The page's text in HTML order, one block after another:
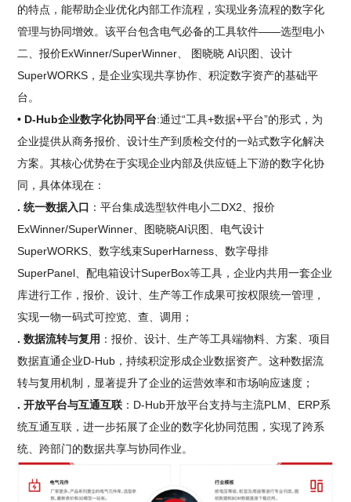
的特点，能帮助企业优化内部工作流程，实现业务流程的数字化
管理与协同增效。该平台包含电气必备的工具软件——选型电小
二、报价ExWinner/SuperWinner、 图晓晓 AI识图、设计
SuperWORKS，是企业实现共享协作、积淀数字资产的基础平
台。
• D-Hub企业数字化协同平台:通过“工具+数据+平台”的形式，为
企业提供从商务报价、设计生产到质检交付的一站式数字化解决
方案。其核心优势在于实现企业内部及供应链上下游的数字化协
同，具体体现在：
. 统一数据入口 ：平台集成选型软件电小二DX2、报价
ExWinner/SuperWinner、图晓晓AI识图、电气设计
SuperWORKS、数字线束SuperHarness、数字母排
SuperPanel、配电箱设计SuperBox等工具，企业内共用一套企业
库进行工作，报价、设计、生产等工作成果可按权限统一管理，
实现一物一码式可控览、查、调用；
. 数据流转与复用 ：报价、设计、生产等工具端物料、方案、项目
数据直通企业D-Hub，持续积淀形成企业数据资产。这种数据流
转与复用机制，显著提升了企业的运营效率和市场响应速度；
. 开放平台与互通互联 ：D-Hub开放平台支持与主流PLM、ERP系
统互通互联，进一步拓展了企业的数字化协同范围，实现了跨系
统、跨部门的数据共享与协同作业。